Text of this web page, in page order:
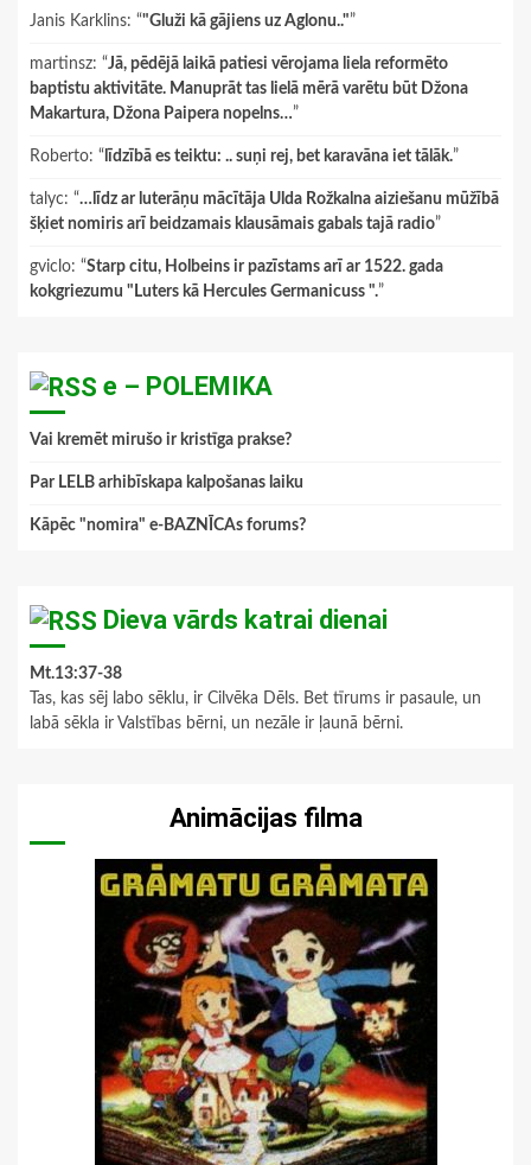
Janis Karklins: “"Gluži kā gājiens uz Aglonu.."”
martinsz: “Jā, pēdējā laikā patiesi vērojama liela reformēto
baptistu aktivitāte. Manuprāt tas lielā mērā varētu būt Džona
Makartura, Džona Paipera nopelns…”
Roberto: “ līdzībā es teiktu: .. suņi rej, bet karavāna iet tālāk.”
talyc: “…līdz ar luterāņu mācītāja Ulda Rožkalna aiziešanu mūžībā
šķiet nomiris arī beidzamais klausāmais gabals tajā radio”
gviclo: “Starp citu, Holbeins ir pazīstams arī ar 1522. gada
kokgriezumu "Luters kā Hercules Germanicuss ".”
e – POLEMIKA
Vai kremēt mirušo ir kristīga prakse?
Par LELB arhibīskapa kalpošanas laiku
Kāpēc "nomira" e-BAZNĪCAs forums?
Dieva vārds katrai dienai
Mt.13:37-38
Tas, kas sēj labo sēklu, ir Cilvēka Dēls. Bet tīrums ir pasaule, un
labā sēkla ir Valstības bērni, un nezāle ir ļaunā bērni.
Animācijas filma